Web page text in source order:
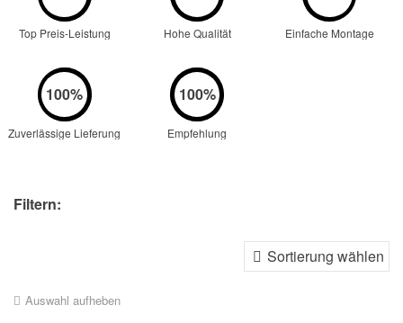
Top Preis-Leistung Hohe Qualität Einfache Montage
Zuverlässige Lieferung Empfehlung
Filtern:
Auswahl aufheben